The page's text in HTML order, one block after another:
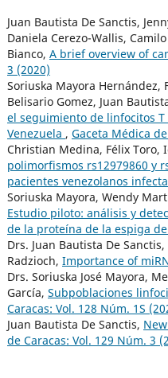
Juan Bautista De Sanctis,
Daniela Cerezo-Wallis,
Bianco, A brief overview of
3 (2020)
Soriuska Mayora Hernández,
Belisario Gomez, Juan
el seguimiento de linfocitos
Venezuela , Gaceta Médica
Christian Medina, Félix Toro,
polimorfismos rs12979860 y
pacientes venezolanos
Soriuska Mayora, Wendy
Estudio piloto: análisis y
de la proteína de la espiga del
Drs. Juan Bautista De
Radzioch, Importance of
Drs. Soriuska José Mayora,
García, Subpoblaciones
Caracas: Vol. 128 Núm. 1S
Juan Bautista De Sanctis,
de Caracas: Vol. 129 Núm. 3